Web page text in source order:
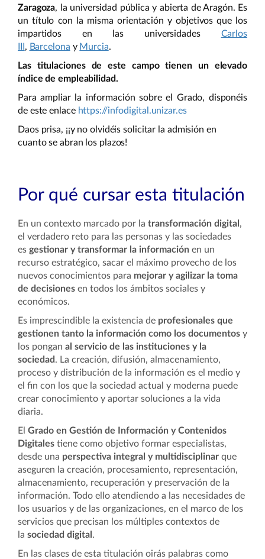
Zaragoza, la universidad pública y abierta de Aragón. Es
un título con la misma orientación y objetivos que los
impartidos en las universidades Carlos
, Barcelona y Murcia.
Las titulaciones de este campo tienen un elevado
índice de empleabilidad.
Para ampliar la información sobre el Grado, disponéis
de este enlace https://infodigital.unizar.es
Daos prisa, ¡¡y no olvidéis solicitar la admisión en
cuanto se abran los plazos!
Por qué cursar esta titulación
En un contexto marcado por la transformación digital ,
el verdadero reto para las personas y las sociedades
es gestionar y transformar la información en un
recurso estratégico, sacar el máximo provecho de los
nuevos conocimientos para mejorar y agilizar la toma
de decisiones en todos los ámbitos sociales y
económicos.
Es imprescindible la existencia de profesionales que
gestionen tanto la información como los documentos y
los pongan al servicio de las instituciones y la
sociedad . La creación, difusión, almacenamiento,
proceso y distribución de la información es el medio y
el fin con los que la sociedad actual y moderna puede
crear conocimiento y aportar soluciones a la vida
diaria.
El Grado en Gestión de Información y Contenidos
Digitales tiene como objetivo formar especialistas,
desde una perspectiva integral y multidisciplinar que
aseguren la creación, procesamiento, representación,
almacenamiento, recuperación y preservación de la
información. Todo ello atendiendo a las necesidades de
los usuarios y de las organizaciones, en el marco de los
servicios que precisan los múltiples contextos de
la sociedad digital .
En las clases de esta titulación oirás palabras como